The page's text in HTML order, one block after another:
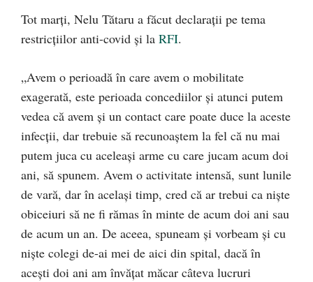
Tot marți, Nelu Tătaru a făcut declarații pe tema
restricțiilor anti-covid și la RFI.
„Avem o perioadă în care avem o mobilitate
exagerată, este perioada concediilor și atunci putem
vedea că avem și un contact care poate duce la aceste
infecții, dar trebuie să recunoaștem la fel că nu mai
putem juca cu aceleași arme cu care jucam acum doi
ani, să spunem. Avem o activitate intensă, sunt lunile
de vară, dar în același timp, cred că ar trebui ca niște
obiceiuri să ne fi rămas în minte de acum doi ani sau
de acum un an. De aceea, spuneam și vorbeam și cu
niște colegi de-ai mei de aici din spital, dacă în
acești doi ani am învățat măcar câteva lucruri